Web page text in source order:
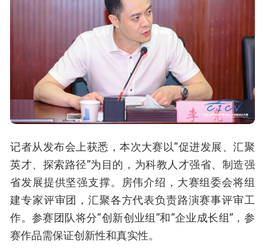
记者从发布会上获悉，本次大赛以“促进发展、汇聚
英才、探索路径”为目的，为科教人才强省、制造强
省发展提供坚强支撑。房伟介绍，大赛组委会将组
建专家评审团，汇聚各方代表负责路演赛事评审工
作。参赛团队将分“创新创业组”和“企业成长组”，参
赛作品需保证创新性和真实性。